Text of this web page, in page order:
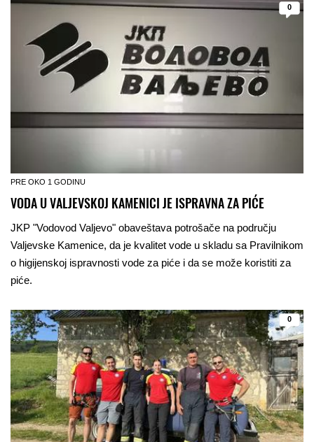
0
PRE OKO 1 GODINU
VODA U VALJEVSKOJ KAMENICI JE ISPRAVNA ZA PIĆE
JKP "Vodovod Valjevo" obaveštava potrošače na području
Valjevske Kamenice, da je kvalitet vode u skladu sa Pravilnikom
o higijenskoj ispravnosti vode za piće i da se može koristiti za
piće.
0